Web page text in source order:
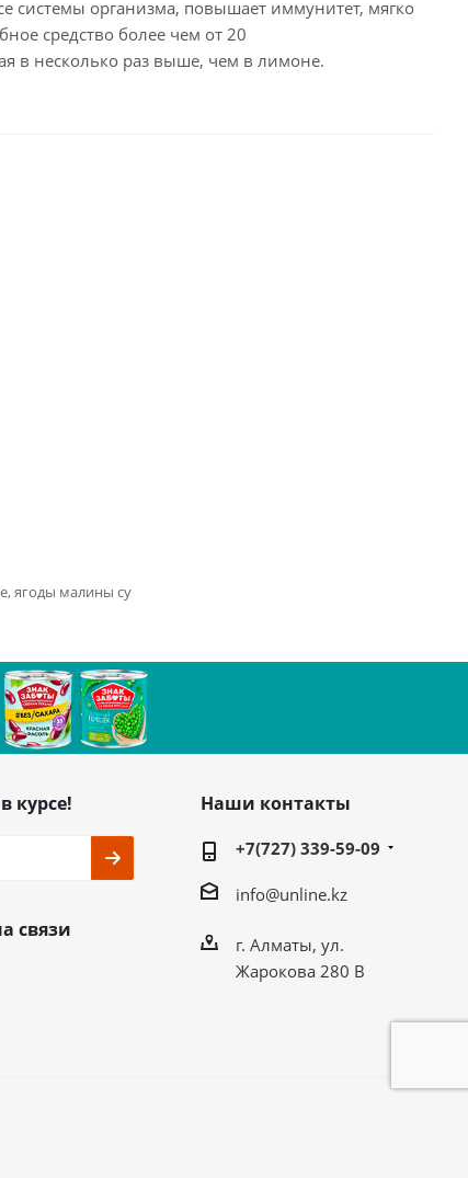
системы организма, повышает иммунитет, мягко
средство более чем от 20
в несколько раз выше, чем в лимоне.
ягоды малины су
курсе!
связи
Наши контакты
+7(727) 339-59-09
info@unline.kz
г. Алматы, ул.
Жарокова 280 В